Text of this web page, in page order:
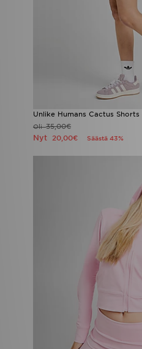
Unlike Humans Cactus Shorts
Oli35,00€
Nyt 20,00€ Säästä 43%